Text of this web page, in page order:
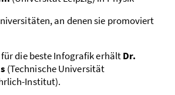
an denen sie promoviert
die beste Infografik erhältDr.
(Technische Universität
Institut).